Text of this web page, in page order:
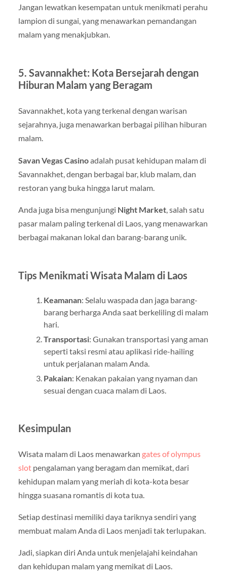
Jangan lewatkan kesempatan untuk menikmati perahu
lampion di sungai, yang menawarkan pemandangan
malam yang menakjubkan.
5. Savannakhet: Kota Bersejarah dengan
Hiburan Malam yang Beragam
Savannakhet, kota yang terkenal dengan warisan
sejarahnya, juga menawarkan berbagai pilihan hiburan
malam.
Savan Vegas Casinoadalah pusat kehidupan malam di
Savannakhet, dengan berbagai bar, klub malam, dan
restoran yang buka hingga larut malam.
Anda juga bisa mengunjungi Night Market, salah satu
pasar malam paling terkenal di Laos, yang menawarkan
berbagai makanan lokal dan barang-barang unik.
Tips Menikmati Wisata Malam di Laos
Keamanan: Selalu waspada dan jaga barang-
barang berharga Anda saat berkeliling di malam
hari.
Transportasi: Gunakan transportasi yang aman
seperti taksi resmi atau aplikasi ride-hailing
untuk perjalanan malam Anda.
Pakaian: Kenakan pakaian yang nyaman dan
sesuai dengan cuaca malam di Laos.
Kesimpulan
Wisata malam di Laos menawarkan gates of olympus
slotpengalaman yang beragam dan memikat, dari
kehidupan malam yang meriah di kota-kota besar
hingga suasana romantis di kota tua.
Setiap destinasi memiliki daya tariknya sendiri yang
membuat malam Anda di Laos menjadi tak terlupakan.
Jadi, siapkan diri Anda untuk menjelajahi keindahan
dan kehidupan malam yang memikat di Laos.